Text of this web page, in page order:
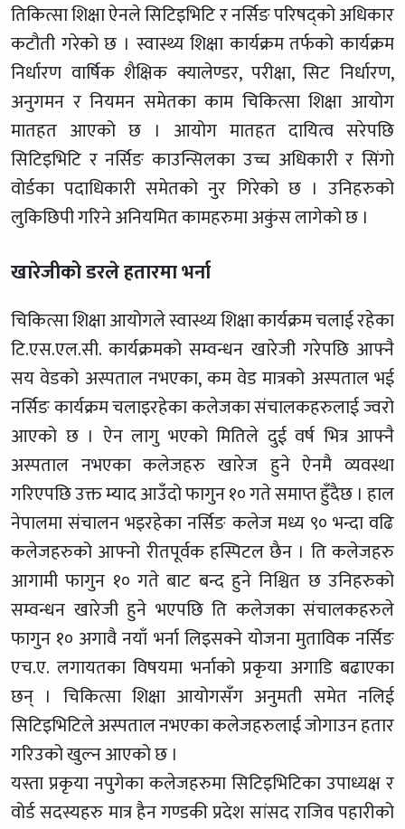
तिकित्सा शिक्षा ऐनले सिटिइभिटि र नर्सिङ परिषद्को अधिकार
कटौती गरेको छ । स्वास्थ्य शिक्षा कार्यक्रम तर्फको कार्यक्रम
निर्धारण वार्षिक शैक्षिक क्यालेण्डर, परीक्षा, सिट निर्धारण,
अनुगमन र नियमन समेतका काम चिकित्सा शिक्षा आयोग
मातहत आएको छ । आयोग मातहत दायित्व सरेपछि
सिटिइभिटि र नर्सिङ काउन्सिलका उच्च अधिकारी र सिंगो
वोर्डका पदाधिकारी समेतको नुर गिरेको छ । उनिहरुको
लुकिछिपी गरिने अनियमित कामहरुमा अकुंस लागेको छ ।
खारेजीको डरले हतारमा भर्ना
चिकित्सा शिक्षा आयोगले स्वास्थ्य शिक्षा कार्यक्रम चलाई रहेका
टि.एस.एल.सी. कार्यक्रमको सम्वन्धन खारेजी गरेपछि आफ्नै
सय वेडको अस्पताल नभएका, कम वेड मात्रको अस्पताल भई
नर्सिङ कार्यक्रम चलाइरहेका कलेजका संचालकहरुलाई ज्वरो
आएको छ । ऐन लागु भएको मितिले दुई वर्ष भित्र आफ्नै
अस्पताल नभएका कलेजहरु खारेज हुने ऐनमै व्यवस्था
गरिएपछि उक्त म्याद आउँदो फागुन १० गते समाप्त हुँदैछ । हाल
नेपालमा संचालन भइरहेका नर्सिङ कलेज मध्य ९० भन्दा वढि
कलेजहरुको आफ्नो रीतपूर्वक हस्पिटल छैन । ति कलेजहरु
आगामी फागुन १० गते बाट बन्द हुने निश्चित छ उनिहरुको
सम्वन्धन खारेजी हुने भएपछि ति कलेजका संचालकहरुले
फागुन १० अगावै नयाँ भर्ना लिइसक्ने योजना मुताविक नर्सिङ
एच.ए. लगायतका विषयमा भर्नाको प्रकृया अगाडि बढाएका
छन् । चिकित्सा शिक्षा आयोगसँग अनुमती समेत नलिई
सिटिइभिटिले अस्पताल नभएका कलेजहरुलाई जोगाउन हतार
गरिउको खुल्न आएको छ ।
यस्ता प्रकृया नपुगेका कलेजहरुमा सिटिइभिटिका उपाध्यक्ष र
वोर्ड सदस्यहरु मात्र हैन गण्डकी प्रदेश सांसद राजिव पहारीको